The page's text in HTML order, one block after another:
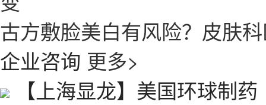
古方敷脸美白有风险？皮肤
企业咨询 更多>
【上海显龙】美国环球制